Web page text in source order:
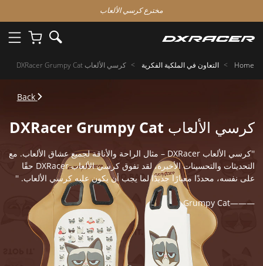
مخترع كرسي الألعاب
Home التعاون في الملكية الفكرية كرسي الألعاب DXRacer Grumpy Cat
Back
كرسي الألعاب DXRacer Grumpy Cat
''كرسي الألعاب DXRacer – مثال الراحة والأناقة لجميع عشاق الألعاب. مع
التحديثات والتحسينات الأخيرة، لقد تفوق كرسي الألعاب DXRacer حقًا
على نفسه، محددًا معيارًا جديدًا لما يجب أن يكون عليه كرسي الألعاب. ''
———Grumpy Cat